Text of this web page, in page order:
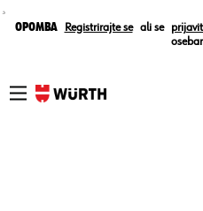
¸
Opomba Registrirajte se ali se